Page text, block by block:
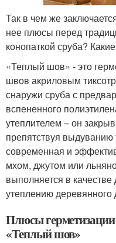
Так в чем же
нее плюсы перед
конопаткой сруба?
«Теплый шов» - это
швов акриловым
снаружи сруба с
вспененного
утеплителем – он
препятствуя
современная и
мхом, джутом или
выполняется в
утеплению деревянного
Плюсы герметизации
«Теплый шов»